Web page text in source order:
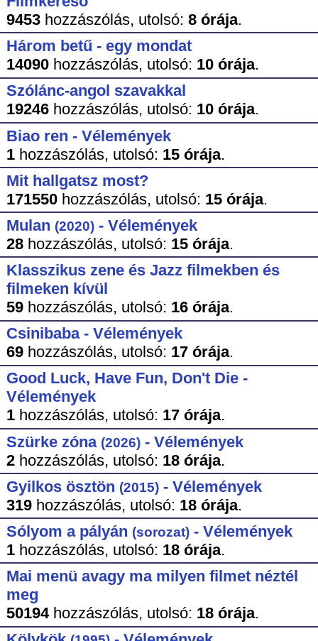
9453hozzászólás, utolsó: 8 órája.
Három betű - egy mondat
14090hozzászólás, utolsó: 10 órája.
Szólánc-angol szavakkal
19246hozzászólás, utolsó: 10 órája.
Biao ren - Vélemények
1hozzászólás, utolsó: 15 órája.
Mit hallgatsz most?
171550hozzászólás, utolsó: 15 órája.
Mulan (2020)- Vélemények
28hozzászólás, utolsó: 15 órája.
Klasszikus zene és Jazz filmekben és
filmeken kívül
59hozzászólás, utolsó: 16 órája.
Csinibaba - Vélemények
69hozzászólás, utolsó: 17 órája.
Good Luck, Have Fun, Don't Die -
Vélemények
1hozzászólás, utolsó: 17 órája.
Szürke zóna (2026)- Vélemények
2hozzászólás, utolsó: 18 órája.
Gyilkos ösztön (2015)- Vélemények
319hozzászólás, utolsó: 18 órája.
Sólyom a pályán (sorozat)- Vélemények
1hozzászólás, utolsó: 18 órája.
Mai menü avagy ma milyen filmet néztél
meg
50194hozzászólás, utolsó: 18 órája.